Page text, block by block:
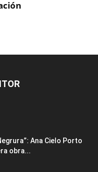
Ana Cielo Porto
obra...